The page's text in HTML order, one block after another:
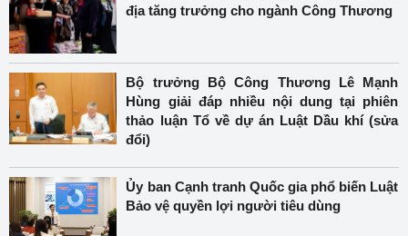
địa tăng trưởng cho ngành Công Thương
Bộ trưởng Bộ Công Thương Lê Mạnh
Hùng giải đáp nhiều nội dung tại phiên
thảo luận Tổ về dự án Luật Dầu khí (sửa
đổi)
Ủy ban Cạnh tranh Quốc gia phổ biến Luật
Bảo vệ quyền lợi người tiêu dùng